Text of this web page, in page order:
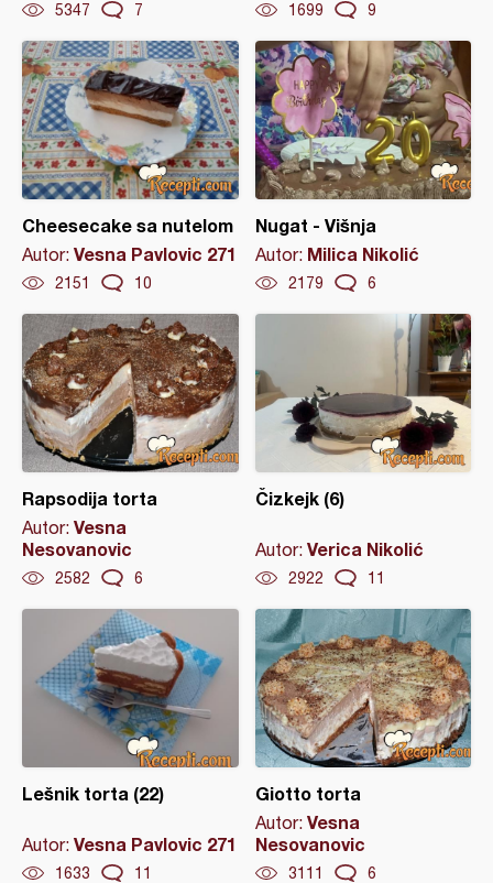
5347 7 1699 9
Cheesecake sa nutelom
Autor: Vesna Pavlovic 271
2151 10
Nugat - Višnja
Autor: Milica Nikolić
2179 6
Rapsodija torta
Autor: Vesna
Nesovanovic
2582 6
Čizkejk (6)
Autor: Verica Nikolić
2922 11
Lešnik torta (22)
Autor: Vesna Pavlovic 271
1633 11
Giotto torta
Autor: Vesna
Nesovanovic
3111 6